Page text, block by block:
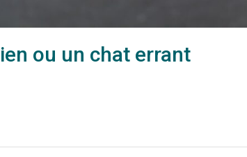
ou un chat errant